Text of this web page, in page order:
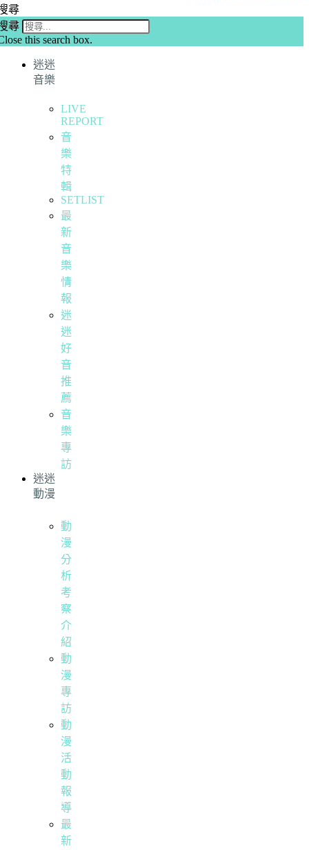
尋
尋
this search box.
迷迷
音樂
LIVE
REPORT
音
樂
特
輯
SETLIST
最
新
音
樂
情
報
迷
迷
好
音
推
薦
音
樂
專
訪
迷迷
動漫
動
漫
分
析
考
察
介
紹
動
漫
專
訪
動
漫
活
動
報
導
最
新